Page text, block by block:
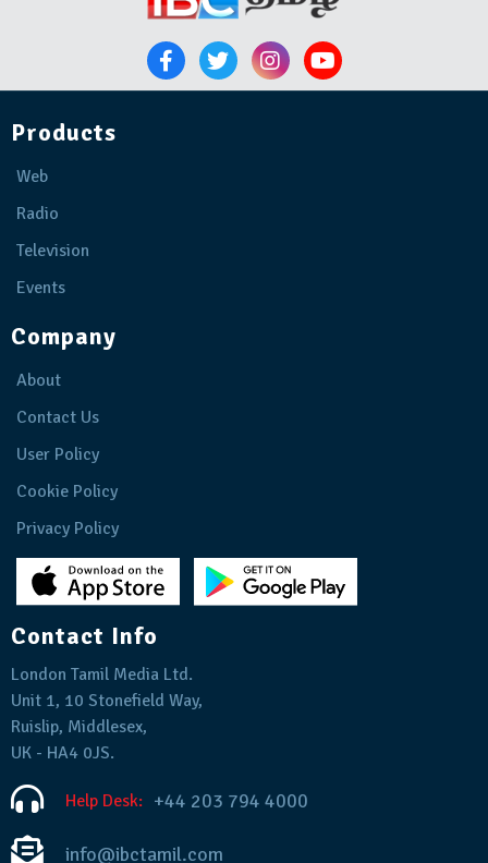
Products
Web
Radio
Television
Events
Company
About
Contact Us
User Policy
Cookie Policy
Privacy Policy
Contact Info
London Tamil Media Ltd.
Unit 1, 10 Stonefield Way,
Ruislip, Middlesex,
UK - HA4 0JS.
Help Desk: +44 203 794 4000
info@ibctamil.com